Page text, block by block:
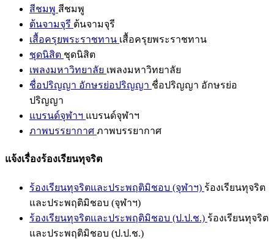
สีชมพู สีชมพู
ต้นจามจุรี ต้นจามจุรี
เสื้อครุยพระราชทาน เสื้อครุยพระราชทาน
ชุดนิสิต ชุดนิสิต
เพลงมหาวิทยาลัย เพลงมหาวิทยาลัย
ชื่อปริญญา อักษรย่อปริญญา ชื่อปริญญา อักษรย่อ
ปริญญา
แบรนด์จุฬาฯ แบรนด์จุฬาฯ
ภาพบรรยากาศ ภาพบรรยากาศ
แจ้งเรื่องร้องเรียนทุจริต
ร้องเรียนทุจริตและประพฤติมิชอบ (จุฬาฯ) ร้องเรียนทุจริต
และประพฤติมิชอบ (จุฬาฯ)
ร้องเรียนทุจริตและประพฤติมิชอบ (ป.ป.ช.) ร้องเรียนทุจริต
และประพฤติมิชอบ (ป.ป.ช.)